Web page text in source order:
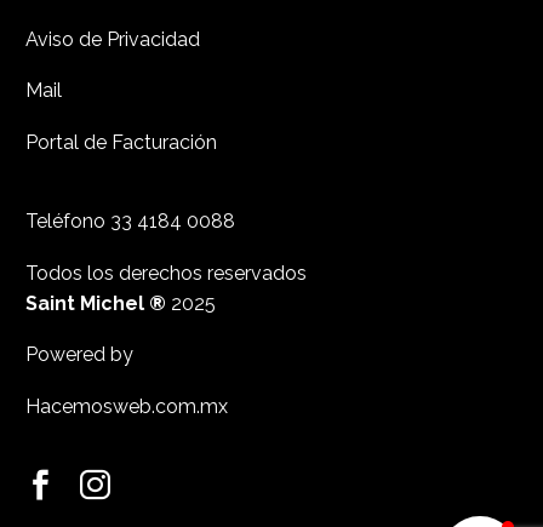
Aviso de Privacidad
Mail
Portal de Facturación
Teléfono 33 4184 0088
Todos los derechos reservados
Saint Michel ® 2025
Powered by
Hacemosweb.com.mx